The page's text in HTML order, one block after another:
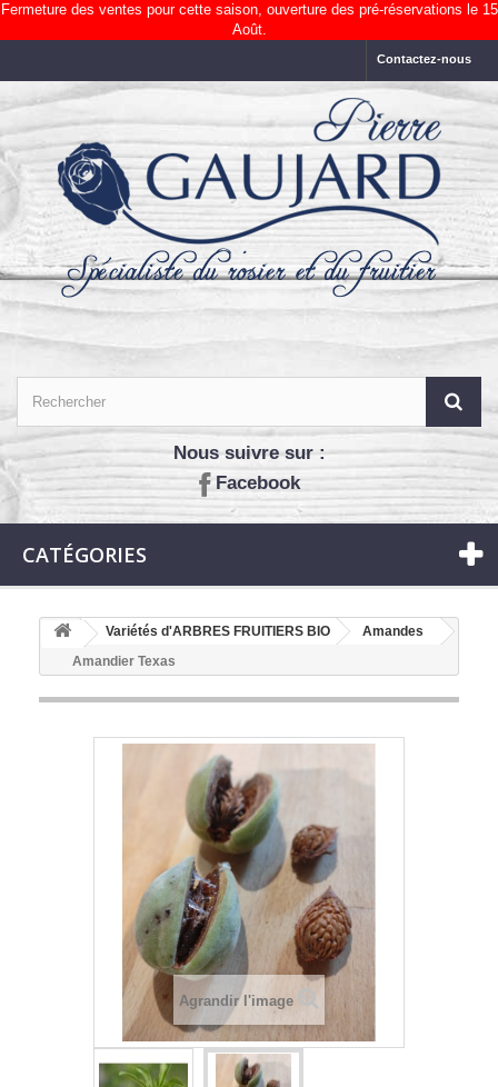
Fermeture des ventes pour cette saison, ouverture des pré-réservations le 15
Août.
Contactez-nous
Nous suivre sur :
Facebook
CATÉGORIES
Variétés d'ARBRES FRUITIERS BIO
Amandes
Amandier Texas
Agrandir l'image